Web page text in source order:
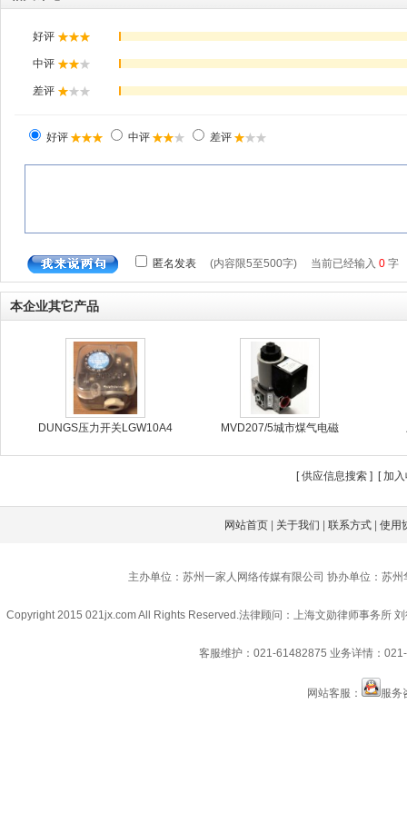
本企业其它产品
DUNGS压力开关LGW10A4 MVD207/5城市煤气电磁
[供应信息搜索 ] [加
网站首页 关于我们 |联系方式 |使用
主办单位：苏州一家人网络传媒有限公司 协办单位：苏
Copyright 2015 021jx.com All Rights Reserved.法律顾问：上海文勋律师事务所
客服维护：021-61482875 业务详情：
网站客服： 服务